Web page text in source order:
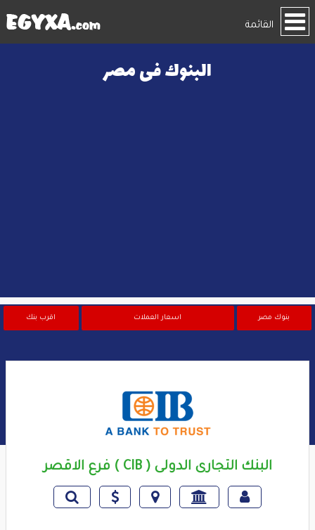
القائمة
البنوك فى مصر
بنوك مصر اسعار العملات اقرب بنك
البنك التجارى الدولى ( CIB ) فرع الاقصر